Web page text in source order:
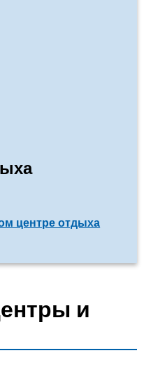
центре отдыха
и